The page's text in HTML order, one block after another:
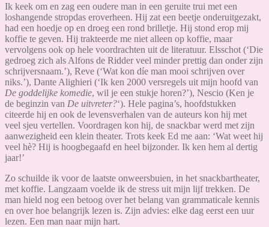
Ik keek om en zag een oudere man in een geruite trui met een
loshangende stropdas eroverheen. Hij zat een beetje onderuitgezakt,
had een hoedje op en droeg een rond brilletje. Hij stond erop mij
koffie te geven. Hij trakteerde me niet alleen op koffie, maar
vervolgens ook op hele voordrachten uit de literatuur. Elsschot (‘Die
gedroeg zich als Alfons de Ridder veel minder prettig dan onder zijn
schrijversnaam.’), Reve (‘Wat kon díe man mooi schrijven over
niks.’), Dante Alighieri (‘Ik ken 2000 versregels uit mijn hoofd van
De goddelijke komedie, wil je een stukje horen?’), Nescio (Ken je
de beginzin van De uitvreter?‘). Hele pagina’s, hoofdstukken
citeerde hij en ook de levensverhalen van de auteurs kon hij met
veel sjeu vertellen. Voordragen kon hij, de snackbar werd met zijn
aanwezigheid een klein theater. Trots keek Ed me aan: ‘Wat weet hij
veel hè? Hij is hoogbegaafd en heel bijzonder. Ik ken hem al dertig
jaar!’
Zo schuilde ik voor de laatste onweersbuien, in het snackbartheater,
met koffie. Langzaam voelde ik de stress uit mijn lijf trekken. De
man hield nog een betoog over het belang van grammaticale kennis
en over hoe belangrijk lezen is. Zijn advies: elke dag eerst een uur
lezen. Een man naar mijn hart.